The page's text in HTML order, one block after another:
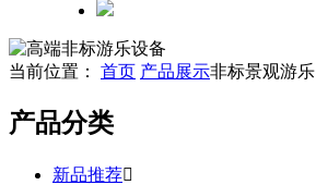
当前位置： 首页 产品展示非标景观游乐
产品分类
新品推荐